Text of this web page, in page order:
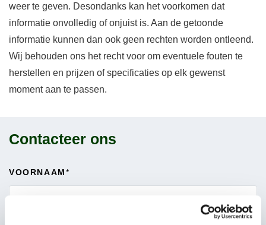
weer te geven. Desondanks kan het voorkomen dat
informatie onvolledig of onjuist is. Aan de getoonde
informatie kunnen dan ook geen rechten worden ontleend.
Wij behouden ons het recht voor om eventuele fouten te
herstellen en prijzen of specificaties op elk gewenst
moment aan te passen.
Contacteer ons
VOORNAAM*